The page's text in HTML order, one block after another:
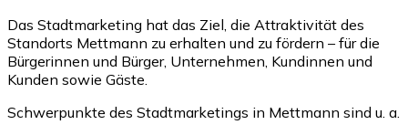
Das Stadtmarketing hat das Ziel, die Attraktivität des
Standorts Mettmann zu erhalten und zu fördern – für die
Bürgerinnen und Bürger, Unternehmen, Kundinnen und
Kunden sowie Gäste.
Schwerpunkte des Stadtmarketings in Mettmann sind u. a.